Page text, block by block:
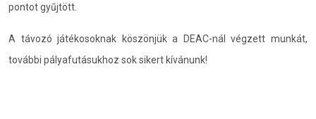
pontot gyűjtött.
A távozó játékosoknak köszönjük a DEAC-nál végzett munkát,
további pályafutásukhoz sok sikert kívánunk!